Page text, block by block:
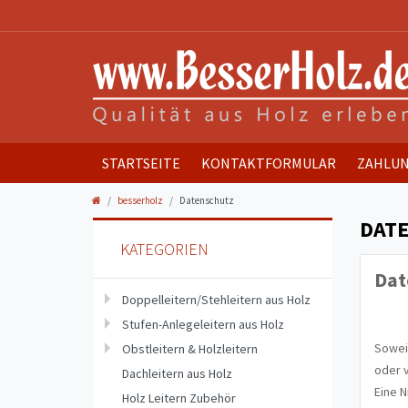
STARTSEITE KONTAKTFORMULAR
besserholz Datenschutz
KATEGORIEN
Doppelleitern/Stehleitern aus Holz
Stufen-Anlegeleitern aus Holz
Obstleitern & Holzleitern
Dachleitern aus Holz
Holz Leitern Zubehör
oder
Eine